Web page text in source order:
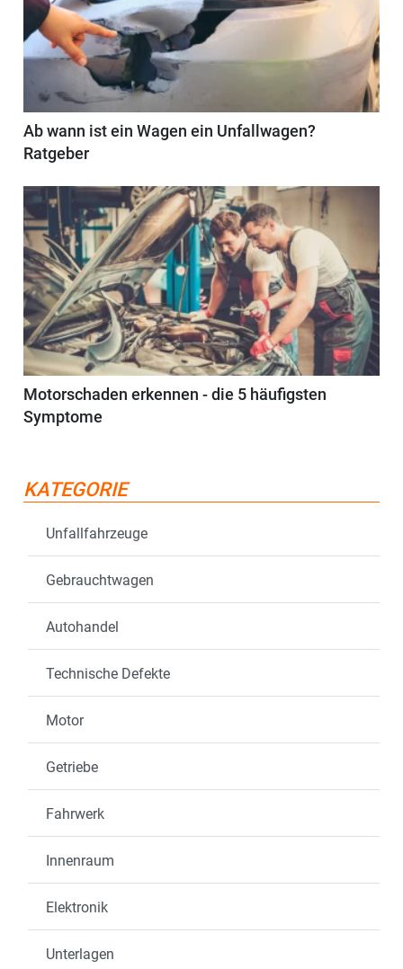
Ab wann ist ein Wagen ein Unfallwagen?
Ratgeber
Motorschaden erkennen - die 5 häufigsten
Symptome
KATEGORIE
Unfallfahrzeuge
Gebrauchtwagen
Autohandel
Technische Defekte
Motor
Getriebe
Fahrwerk
Innenraum
Elektronik
Unterlagen